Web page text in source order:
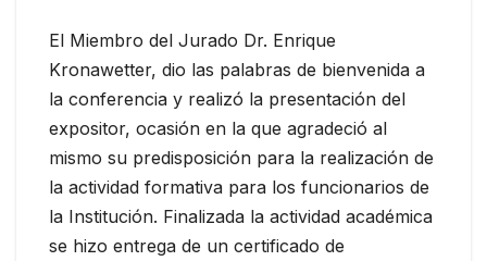
El Miembro del Jurado Dr. Enrique
Kronawetter, dio las palabras de bienvenida a
la conferencia y realizó la presentación del
expositor, ocasión en la que agradeció al
mismo su predisposición para la realización de
la actividad formativa para los funcionarios de
la Institución. Finalizada la actividad académica
se hizo entrega de un certificado de